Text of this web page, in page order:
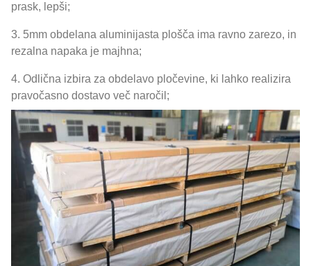
prask, lepši;
3. 5mm obdelana aluminijasta plošča ima ravno zarezo, in
rezalna napaka je majhna;
4. Odlična izbira za obdelavo pločevine, ki lahko realizira
pravočasno dostavo več naročil;